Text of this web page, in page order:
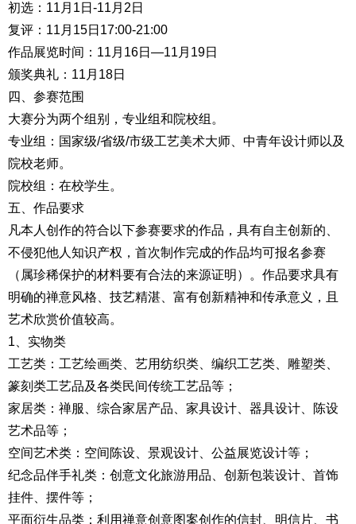
初选：11月1日-11月2日
复评：11月15日17:00-21:00
作品展览时间：11月16日—11月19日
颁奖典礼：11月18日
四、参赛范围
大赛分为两个组别，专业组和院校组。
专业组：国家级/省级/市级工艺美术大师、中青年设计师以及
院校老师。
院校组：在校学生。
五、作品要求
凡本人创作的符合以下参赛要求的作品，具有自主创新的、
不侵犯他人知识产权，首次制作完成的作品均可报名参赛
（属珍稀保护的材料要有合法的来源证明）。作品要求具有
明确的禅意风格、技艺精湛、富有创新精神和传承意义，且
艺术欣赏价值较高。
1、实物类
工艺类：工艺绘画类、艺用纺织类、编织工艺类、雕塑类、
篆刻类工艺品及各类民间传统工艺品等；
家居类：禅服、综合家居产品、家具设计、器具设计、陈设
艺术品等；
空间艺术类：空间陈设、景观设计、公益展览设计等；
纪念品伴手礼类：创意文化旅游用品、创新包装设计、首饰
挂件、摆件等；
平面衍生品类：利用禅意创意图案创作的信封、明信片、书